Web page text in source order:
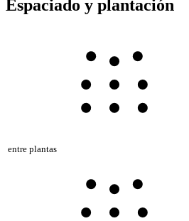
Espaciado y plantación
entre plantas